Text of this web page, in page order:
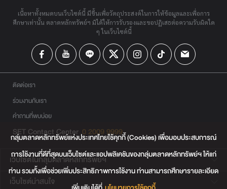
เนื้อหาทั้งหมดบนเว็บไซต์นี้ มีขึ้นเพื่อวัตถุประสงค์ในการให้ข้อมูลและเพื่อการ
ศึกษาเท่านั้น ตลาดหลักทรัพย์ฯ มิได้ให้การรับรองและขอปฏิเสธต่อความรับผิดใด
ๆ ในเว็บไซต์นี้
ติดต่อเรา
ร่วมงานกับเรา
คำถามที่พบบ่อย
SET Contact Center 0 2009 9999
เว็บไซต์ในกลุ่มตลาดหลักทรัพย์ฯ
เว็บไซต์น่าสนใจ
กลุ่มตลาดหลักทรัพย์แห่งประเทศไทยใช้คุกกี้ (Cookies) เพื่อมอบประสบการณ์
การใช้งานที่ดีที่สุดบนเว็บไซต์และแอปพลิเคชันของกลุ่มตลาดหลักทรัพย์ฯ ให้แก่
ท่าน รวมทั้งเพื่อช่วยเพิ่มประสิทธิภาพการใช้งาน ท่านสามารถศึกษารายละเอียด